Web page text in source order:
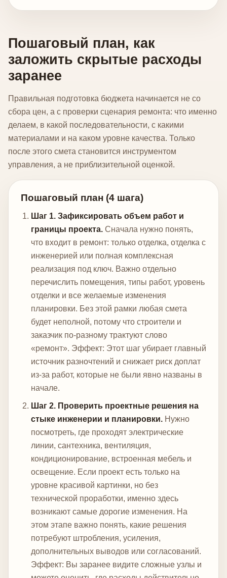
Пошаговый план, как
заложить скрытые расходы
заранее
Правильная подготовка бюджета начинается не со
сбора цен, а с проверки сценария ремонта: что именно
делаем, в какой последовательности, с какими
материалами и на каком уровне качества. Только
после этого смета становится инструментом
управления, а не приблизительной оценкой.
Пошаговый план (4 шага)
Шаг 1. Зафиксировать объем работ и
границы проекта. Сначала нужно понять,
что входит в ремонт: только отделка, отделка с
инженерией или полная комплексная
реализация под ключ. Важно отдельно
перечислить помещения, типы работ, уровень
отделки и все желаемые изменения
планировки. Без этой рамки любая смета
будет неполной, потому что строители и
заказчик по-разному трактуют слово
«ремонт». Эффект: Этот шаг убирает главный
источник разночтений и снижает риск доплат
из-за работ, которые не были явно названы в
начале.
Шаг 2. Проверить проектные решения на
стыке инженерии и планировки. Нужно
посмотреть, где проходят электрические
линии, сантехника, вентиляция,
кондиционирование, встроенная мебель и
освещение. Если проект есть только на
уровне красивой картинки, но без
технической проработки, именно здесь
возникают самые дорогие изменения. На
этом этапе важно понять, какие решения
потребуют штробления, усиления,
дополнительных выводов или согласований.
Эффект: Вы заранее видите сложные узлы и